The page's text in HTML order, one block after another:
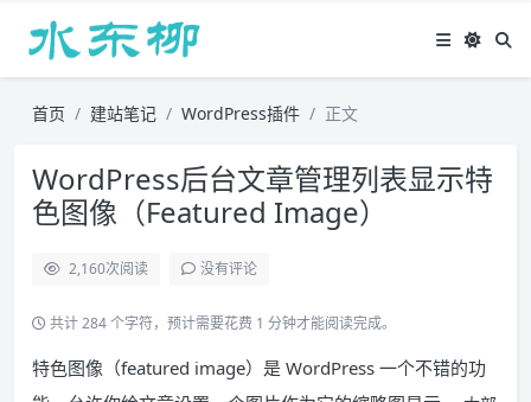
首页 建站笔记 WordPress插件 正文
WordPress后台文章管理列表显示特
色图像（Featured Image）
2,160次阅读 没有评论
共计 284 个字符，预计需要花费 1 分钟才能阅读完成。
特色图像（featured image）是 WordPress 一个不错的功